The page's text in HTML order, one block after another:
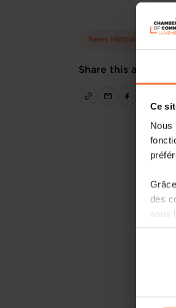
Ce
Nous
des
sous
Il
cas
News institutionnelles
Share this article